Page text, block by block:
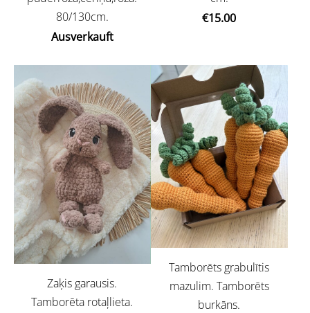
80/130cm.
Ausverkauft
€15.00
Zaķis garausis.
Tamborēta rotaļlieta.
Tamborēts grabulītis
mazulim. Tamborēts
burkāns.